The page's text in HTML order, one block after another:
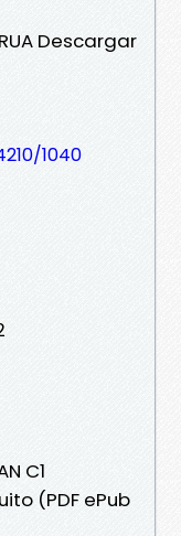
Descargar
1040
C1
(PDF ePub